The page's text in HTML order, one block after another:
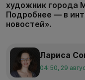
художник города
Подробнее — в
новостей».
Лариса
04:50, 29